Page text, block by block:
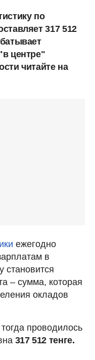
по
317 512
центре"
читайте на
ежегодно
в
становится
– сумма, которая
окладов
проводилось
317 512 тенге.